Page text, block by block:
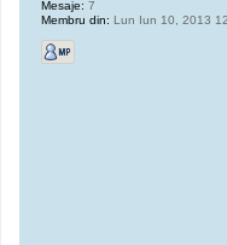
Mesaje: 7
Membru din: Lun Iun 10, 2013